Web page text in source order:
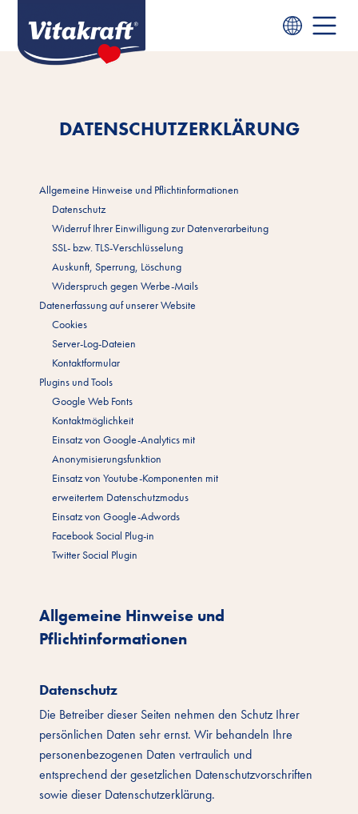
DATENSCHUTZERKLÄRUNG
Allgemeine Hinweise und Pflichtinformationen
Datenschutz
Widerruf Ihrer Einwilligung zur Datenverarbeitung
SSL- bzw. TLS-Verschlüsselung
Auskunft, Sperrung, Löschung
Widerspruch gegen Werbe-Mails
Datenerfassung auf unserer Website
Cookies
Server-Log-Dateien
Kontaktformular
Plugins und Tools
Google Web Fonts
Kontaktmöglichkeit
Einsatz von Google-Analytics mit
Anonymisierungsfunktion
Einsatz von Youtube-Komponenten mit
erweitertem Datenschutzmodus
Einsatz von Google-Adwords
Facebook Social Plug-in
Twitter Social Plugin
Allgemeine Hinweise und
Pflichtinformationen
Datenschutz
Die Betreiber dieser Seiten nehmen den Schutz Ihrer
persönlichen Daten sehr ernst. Wir behandeln Ihre
personenbezogenen Daten vertraulich und
entsprechend der gesetzlichen Datenschutzvorschriften
sowie dieser Datenschutzerklärung.